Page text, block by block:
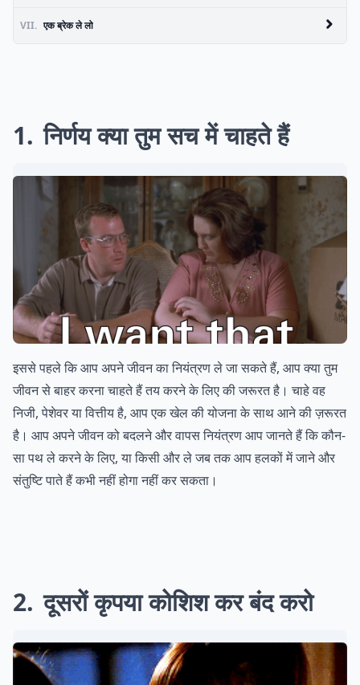
VII. एक ब्रेक ले लो
1 निर्णय क्या तुम सच में चाहते हैं
इससे पहले कि आप अपने जीवन का नियंत्रण ले जा सकते हैं, आप क्या तुम
जीवन से बाहर करना चाहते हैं तय करने के लिए की जरूरत है। चाहे वह
निजी, पेशेवर या वित्तीय है, आप एक खेल की योजना के साथ आने की ज़रूरत
है। आप अपने जीवन को बदलने और वापस नियंत्रण आप जानते हैं कि कौन-
सा पथ ले करने के लिए, या किसी और ले जब तक आप हलकों में जाने और
संतुष्टि पाते हैं कभी नहीं होगा नहीं कर सकता।
2 दूसरों कृपया कोशिश कर बंद करो